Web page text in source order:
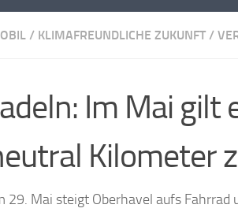
/ KLIMAFREUNDLICHE ZUKUNFT /
Im Mai gilt
Kilometer
29. Mai steigt Oberhavel aufs Fahrrad